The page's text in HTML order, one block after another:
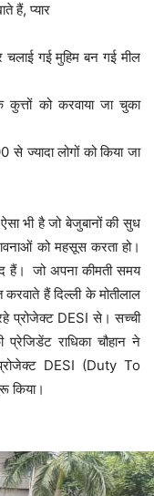
हैं, प्यार
गई मुहिम बन गई मील
को करवाया जा चुका
ज्यादा लोगों को किया जा
भी है जो बेजुबानों की सुध
को महसूस करता हो।
हैं। जो अपना कीमती समय
हैं दिल्ली के मोतीलाल
DESI से। सच्ची
राधिका चौहान ने
DESI (Duty To